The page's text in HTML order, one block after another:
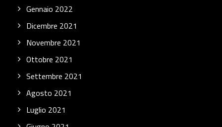
Gennaio 2022
Dicembre 2021
Novembre 2021
Ottobre 2021
Settembre 2021
Agosto 2021
Luglio 2021